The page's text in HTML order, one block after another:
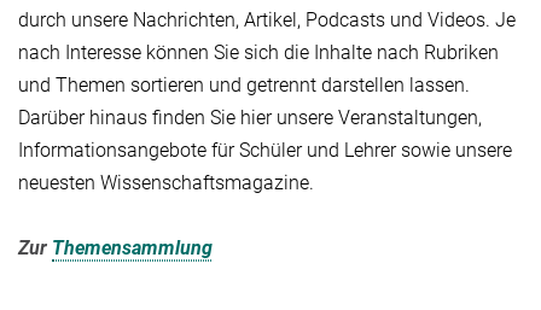
durch unsere Nachrichten, Artikel, Podcasts und Videos. Je
nach Interesse können Sie sich die Inhalte nach Rubriken
und Themen sortieren und getrennt darstellen lassen.
Darüber hinaus finden Sie hier unsere Veranstaltungen,
Informationsangebote für Schüler und Lehrer sowie unsere
neuesten Wissenschaftsmagazine.
Zur Themensammlung